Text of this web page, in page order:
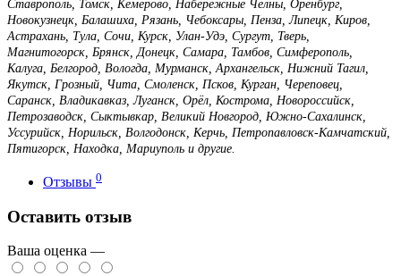
Ставрополь, Томск, Кемерово, Набережные Челны, Оренбург,
Новокузнецк, Балашиха, Рязань, Чебоксары, Пенза, Липецк, Киров,
Астрахань, Тула, Сочи, Курск, Улан-Удэ, Сургут, Тверь,
Магнитогорск, Брянск, Донецк, Самара, Тамбов, Симферополь,
Калуга, Белгород, Вологда, Мурманск, Архангельск, Нижний Тагил,
Якутск, Грозный, Чита, Смоленск, Псков, Курган, Череповец,
Саранск, Владикавказ, Луганск, Орёл, Кострома, Новороссийск,
Петрозаводск, Сыктывкар, Великий Новгород, Южно-Сахалинск,
Уссурийск, Норильск, Волгодонск, Керчь, Петропавловск-Камчатский,
Пятигорск, Находка, Мариуполь и другие.
Отзывы 0
Оставить отзыв
Ваша оценка —